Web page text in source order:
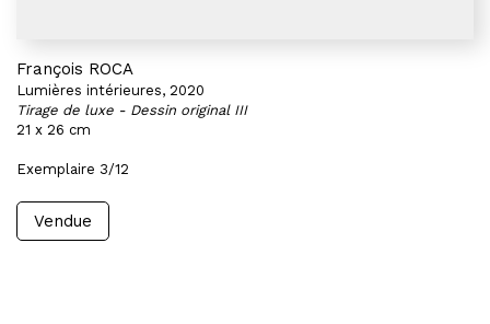
François ROCA
Lumières intérieures, 2020
Tirage de luxe - Dessin original III
21 x 26 cm
Exemplaire 3/12
Vendue